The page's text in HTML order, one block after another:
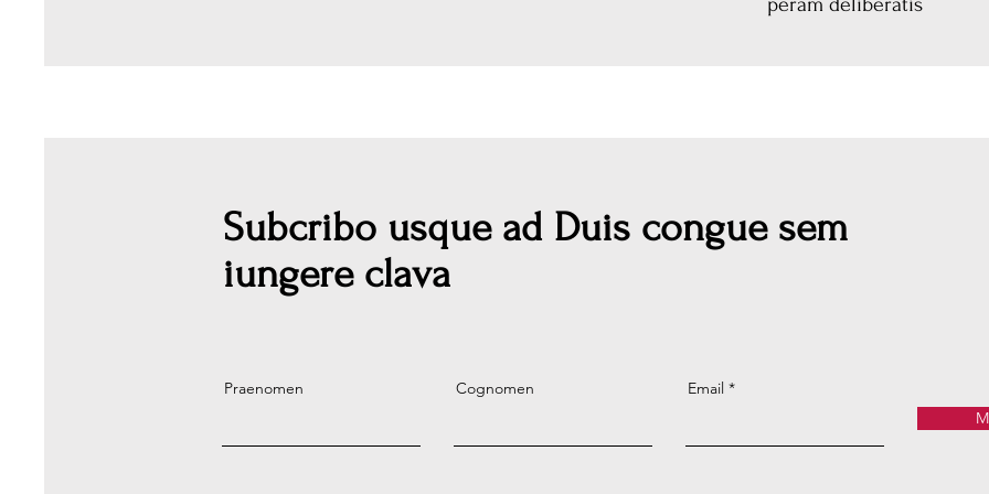
Subcribo usque ad Duis congue sem
iungere clava
Praenomen Cognomen
Email